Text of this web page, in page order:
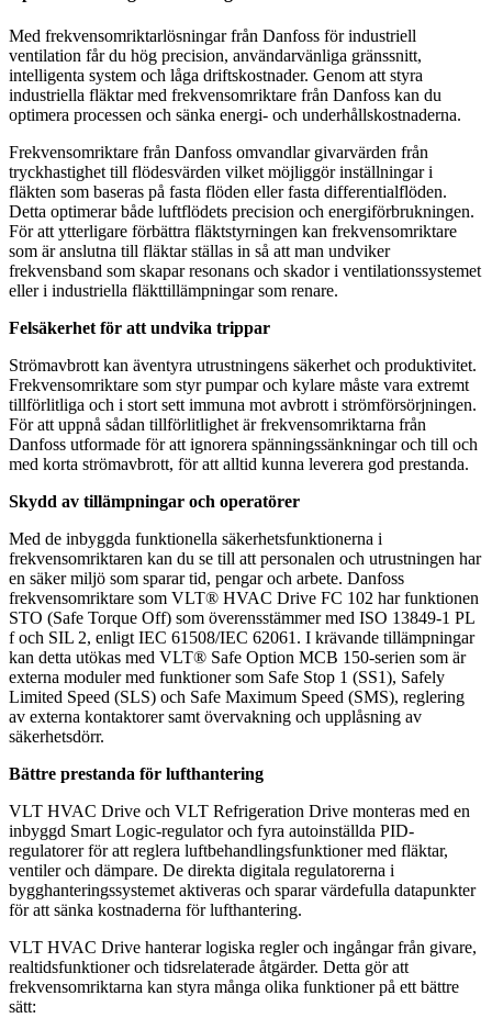
Med frekvensomriktarlösningar från Danfoss för industriell
ventilation får du hög precision, användarvänliga gränssnitt,
intelligenta system och låga driftskostnader. Genom att styra
industriella fläktar med frekvensomriktare från Danfoss kan du
optimera processen och sänka energi- och underhållskostnaderna.
Frekvensomriktare från Danfoss omvandlar givarvärden från
tryckhastighet till flödesvärden vilket möjliggör inställningar i
fläkten som baseras på fasta flöden eller fasta differentialflöden.
Detta optimerar både luftflödets precision och energiförbrukningen.
För att ytterligare förbättra fläktstyrningen kan frekvensomriktare
som är anslutna till fläktar ställas in så att man undviker
frekvensband som skapar resonans och skador i ventilationssystemet
eller i industriella fläkttillämpningar som renare.
Felsäkerhet för att undvika trippar
Strömavbrott kan äventyra utrustningens säkerhet och produktivitet.
Frekvensomriktare som styr pumpar och kylare måste vara extremt
tillförlitliga och i stort sett immuna mot avbrott i strömförsörjningen.
För att uppnå sådan tillförlitlighet är frekvensomriktarna från
Danfoss utformade för att ignorera spänningssänkningar och till och
med korta strömavbrott, för att alltid kunna leverera god prestanda.
Skydd av tillämpningar och operatörer
Med de inbyggda funktionella säkerhetsfunktionerna i
frekvensomriktaren kan du se till att personalen och utrustningen har
en säker miljö som sparar tid, pengar och arbete. Danfoss
frekvensomriktare som VLT® HVAC Drive FC 102 har funktionen
STO (Safe Torque Off) som överensstämmer med ISO 13849-1 PL
f och SIL 2, enligt IEC 61508/IEC 62061. I krävande tillämpningar
kan detta utökas med VLT® Safe Option MCB 150-serien som är
externa moduler med funktioner som Safe Stop 1 (SS1), Safely
Limited Speed (SLS) och Safe Maximum Speed (SMS), reglering
av externa kontaktorer samt övervakning och upplåsning av
säkerhetsdörr.
Bättre prestanda för lufthantering
VLT HVAC Drive och VLT Refrigeration Drive monteras med en
inbyggd Smart Logic-regulator och fyra autoinställda PID-
regulatorer för att reglera luftbehandlingsfunktioner med fläktar,
ventiler och dämpare. De direkta digitala regulatorerna i
bygghanteringssystemet aktiveras och sparar värdefulla datapunkter
för att sänka kostnaderna för lufthantering.
VLT HVAC Drive hanterar logiska regler och ingångar från givare,
realtidsfunktioner och tidsrelaterade åtgärder. Detta gör att
frekvensomriktarna kan styra många olika funktioner på ett bättre
sätt: